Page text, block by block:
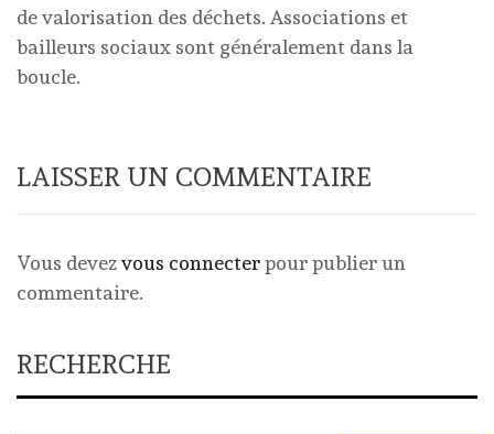
de valorisation des déchets. Associations et
bailleurs sociaux sont généralement dans la
boucle.
LAISSER UN COMMENTAIRE
Vous devezvous connecterpour publier un
commentaire.
RECHERCHE